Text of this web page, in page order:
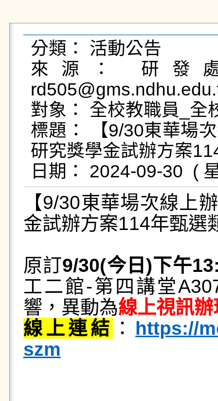
分類： 活動公告
來源： 研發
對象： 全校教職員_全
標題： 【9/30東華場
研究獎學金試辦方案
【9/30東華場次線上
金試辦方案114年甄選
原訂9/30(今日)下午
工二館-第四講堂
響，異動為線上視訊辦
線上連結 ： https://
szm